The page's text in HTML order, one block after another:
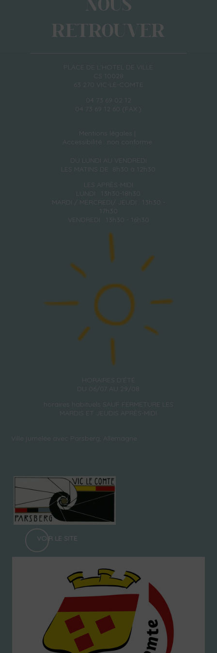
RETROUVER
PLACE DE L'HOTEL DE VILLE
CS 10028
63 270 VIC-LE-COMTE
04 73 69 02 12
04 73 69 12 60 (FAX.)
Mentions légales
Accessibilité : non conforme
DU LUNDI AU VENDREDI
LES MATINS DE 8h30 à 12h30
LES APRÈS-MIDI
LUNDI : 13h30-18h30
MARDI / MERCREDI/ JEUDI : 13h30 -
17h30
VENDREDI : 13h30 - 16h30
HORAIRES D'ÉTÉ
DU 06/07 AU 29/08
horaires habituels SAUF FERMETURE LES
MARDIS ET JEUDIS APRÈS-MIDI
Ville jumelée avec Parsberg, Allemagne
VOIR LE SITE